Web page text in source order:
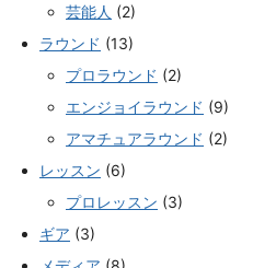
芸能人 (2)
ラウンド (13)
プロラウンド (2)
エンジョイラウンド (9)
アマチュアラウンド (2)
レッスン (6)
プロレッスン (3)
ギア (3)